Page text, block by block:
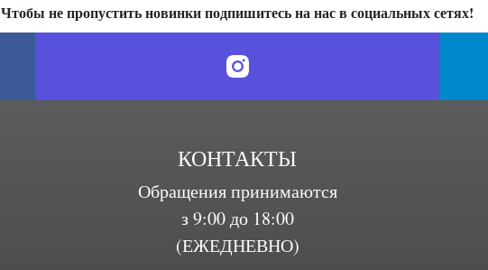
Чтобы не пропустить новинки подпишитесь на нас в социальных сетях!
КОНТАКТЫ
Обращения принимаются
з 9:00 до 18:00
(ЕЖЕДНЕВНО)